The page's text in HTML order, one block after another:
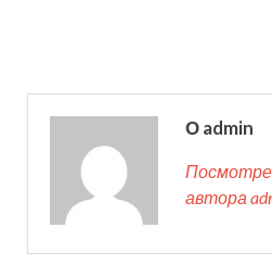
О admin
автора